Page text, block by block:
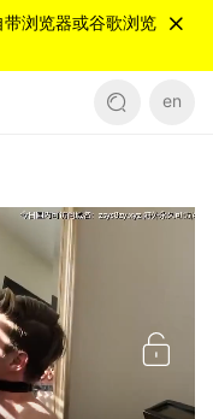
浏览器或谷歌浏览
en